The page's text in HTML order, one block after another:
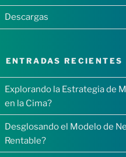
Descargas
ENTRADAS RECIENTES
Explorando la Estrategia de
en la Cima?
Desglosando el Modelo de
Rentable?